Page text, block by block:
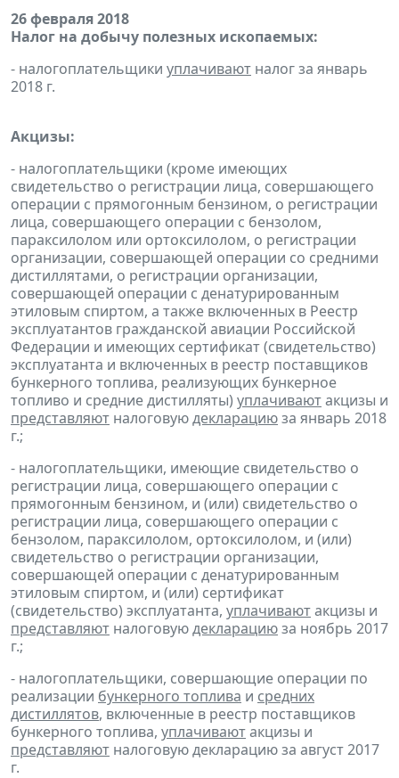
26 февраля 2018
Налог на добычу полезных ископаемых:
- налогоплательщики уплачивают налог за январь
2018 г.
Акцизы:
- налогоплательщики (кроме имеющих
свидетельство о регистрации лица, совершающего
операции с прямогонным бензином, о регистрации
лица, совершающего операции с бензолом,
параксилолом или ортоксилолом, о регистрации
организации, совершающей операции со средними
дистиллятами, о регистрации организации,
совершающей операции с денатурированным
этиловым спиртом, а также включенных в Реестр
эксплуатантов гражданской авиации Российской
Федерации и имеющих сертификат (свидетельство)
эксплуатанта и включенных в реестр поставщиков
бункерного топлива, реализующих бункерное
топливо и средние дистилляты) уплачиваютакцизы и
представляют налоговуюдекларациюза январь 2018
г.;
- налогоплательщики, имеющие свидетельство о
регистрации лица, совершающего операции с
прямогонным бензином, и (или) свидетельство о
регистрации лица, совершающего операции с
бензолом, параксилолом, ортоксилолом, и (или)
свидетельство о регистрации организации,
совершающей операции с денатурированным
этиловым спиртом, и (или) сертификат
(свидетельство) эксплуатанта, уплачиваютакцизы и
представляют налоговуюдекларациюза ноябрь 2017
г.;
- налогоплательщики, совершающие операции по
реализации бункерного топлива и средних
дистиллятов, включенные в реестр поставщиков
бункерного топлива, уплачиваютакцизы и
представляют налоговую декларацию за август 2017
г.